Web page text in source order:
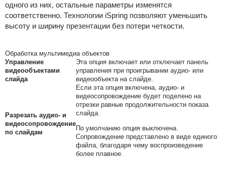
одного из них, остальные параметры изменятся
соответственно. Технологии iSpring позволяют уменьшить
высоту и ширину презентации без потери четкости.
Обработка мультимедиа объектов
Управление
видеообъектами
слайда
Эта опция включает или отключает панель
управления при проигрывании аудио- или
видеообъекта на слайде.
Разрезать аудио- и
видеосопровождение
по слайдам
Если эта опция включена, аудио- и
видеосопровождение будет поделено на
отрезки равные продолжительности показа
слайда.
По умолчанию опция выключена.
Сопровождение представлено в виде единого
файла, благодаря чему воспроизведение
более плавное.